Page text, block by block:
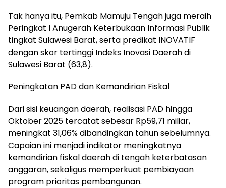
Tak hanya itu, Pemkab Mamuju Tengah juga meraih
Peringkat I Anugerah Keterbukaan Informasi Publik
tingkat Sulawesi Barat, serta predikat INOVATIF
dengan skor tertinggi Indeks Inovasi Daerah di
Sulawesi Barat (63,8).
Peningkatan PAD dan Kemandirian Fiskal
Dari sisi keuangan daerah, realisasi PAD hingga
Oktober 2025 tercatat sebesar Rp59,71 miliar,
meningkat 31,06% dibandingkan tahun sebelumnya.
Capaian ini menjadi indikator meningkatnya
kemandirian fiskal daerah di tengah keterbatasan
anggaran, sekaligus memperkuat pembiayaan
program prioritas pembangunan.